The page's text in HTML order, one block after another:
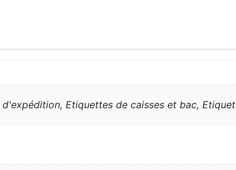
Etiquettes de caisses et bac,